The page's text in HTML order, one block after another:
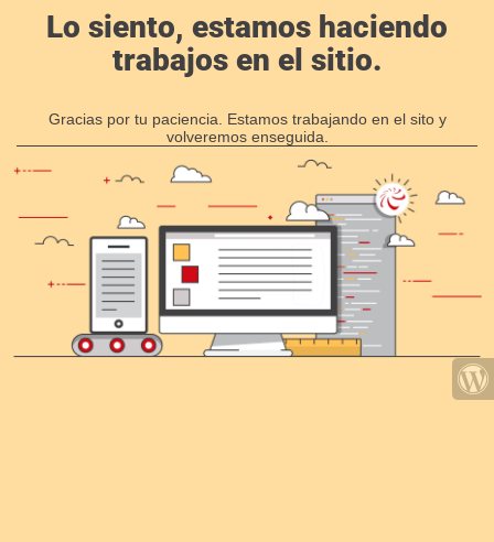
Lo siento, estamos haciendo
trabajos en el sitio.
Gracias por tu paciencia. Estamos trabajando en el sito y
volveremos enseguida.